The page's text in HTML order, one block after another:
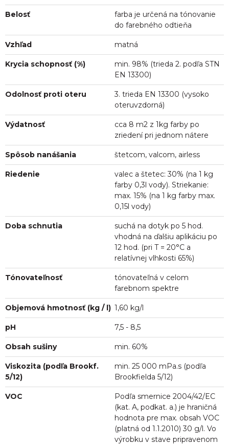
Belosť
farba je určená na tónovanie
do farebného odtieňa
Vzhľad matná
Krycia schopnosť (%)
min. 98% (trieda 2. podľa STN
EN 13300)
Odolnosť proti oteru
3. trieda EN 13300 (vysoko
oteruvzdorná)
Výdatnosť
cca 8 m2 z 1kg farby po
zriedení pri jednom nátere
Spôsob nanášania štetcom, valcom, airless
Riedenie
valec a štetec: 30% (na 1 kg
farby 0,3l vody). Striekanie:
max. 15% (na 1 kg farby max.
0,15l vody)
Doba schnutia
suchá na dotyk po 5 hod.
vhodná na ďalšiu aplikáciu po
12 hod. (pri T = 20°C a
relatívnej vlhkosti 65%)
Tónovateľnosť
tónovateľná v celom
farebnom spektre
Objemová hmotnosť (kg / l) 1,60 kg/l
pH 7,5 - 8,5
Obsah sušiny min. 60%
Viskozita (podľa Brookf.
5/12)
min. 25 000 mPa.s (podľa
Brookfielda 5/12)
VOC
Podľa smernice 2004/42/EC
(kat. A, podkat. a.) je hraničná
hodnota pre max. obsah VOC
(platná od 1.1.2010) 30 g/l. Vo
výrobku v stave pripravenom